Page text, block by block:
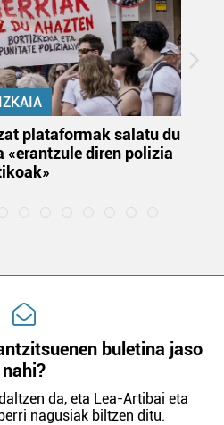
plataformak salatu du
«erantzule diren polizia
buletina jaso
nahi?
da, eta Lea-Artibai eta
nagusiak biltzen ditu.